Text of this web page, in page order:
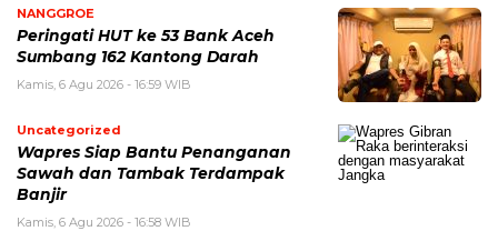
NANGGROE
Peringati HUT ke 53 Bank Aceh
Sumbang 162 Kantong Darah
Kamis, 6 Agu 2026 - 16:59 WIB
Uncategorized
Wapres Siap Bantu Penanganan
Sawah dan Tambak Terdampak
Banjir
Kamis, 6 Agu 2026 - 16:58 WIB